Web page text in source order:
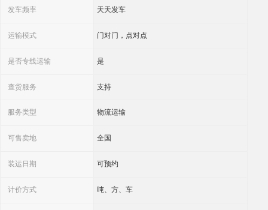
发车频率 天天发车
运输模式 门对门，点对点
是否专线运输 是
查货服务 支持
服务类型 物流运输
可售卖地 全国
装运日期 可预约
计价方式 吨、方、车